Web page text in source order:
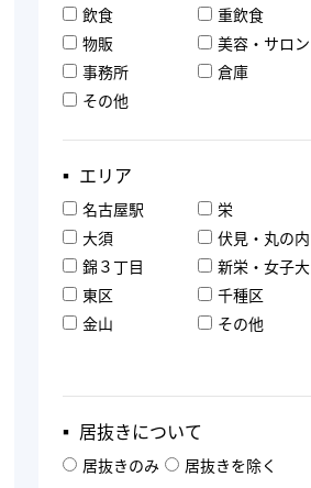
飲食
重飲食
物販
美容・サロン
事務所
倉庫
その他
▪︎ エリア
名古屋駅
栄
大須
伏見・丸の内
錦３丁目
新栄・女子大
東区
千種区
金山
その他
▪︎ 居抜きについて
居抜きのみ 居抜きを除く